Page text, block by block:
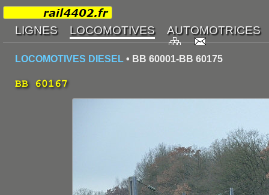
LOCOMOTIVES DIESEL • BB 60001-BB 60175
BB 60167